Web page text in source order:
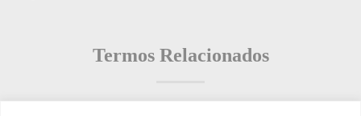
Termos Relacionados